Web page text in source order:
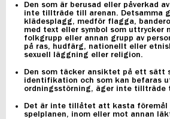
Den som är berusad eller påverkad
inte tillträde till arenan. Detsamma
klädesplagg, medför flagga,
med text eller symbol som uttrycker
folkgrupp eller annan grupp av
på ras, hudfärg, nationellt eller
sexuell läggning eller religion.
Den som täcker ansiktet på ett sätt
identifikation och som kan befaras
ordningsstörning, äger inte tillträde
Det är inte tillåtet att kasta föremål
spelplanen, inom eller mot annan